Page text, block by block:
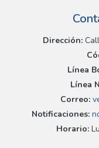
Dirección:
Línea
Línea
Correo:
Notificaciones:
Horario: